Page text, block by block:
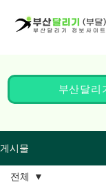
부산달리
게시물
전체